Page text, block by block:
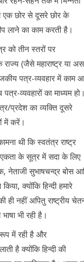
एक छोर से दूसरे छोर के
लाने का काम करती है।
को तीन स्तरों पर
राज्य (जैसे महाराष्ट्र या
पत्र-व्यवहार में काम
व्यवहारों का माध्यम हो।
प्रदेश का व्यक्ति दूसरे
में करें।
थी कि स्वतंत्र राष्ट्र
एकता के सूत्र में सदा के लिए
नेताजी सुभाषचन्द्र बोस
क्योंकि हिन्दी हमारे
ही नहीं अपितु राष्ट्रीय
भी रही है।
रूप में रही है और
है क्योंकि हिन्दी की